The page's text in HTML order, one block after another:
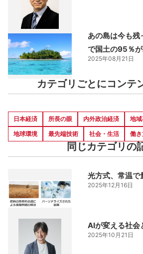
あの島は今も
で国土の95％
2025年08月21日
カテゴリごとにコンテ
日本経済 所長の眼 内外政治経済 地
地球環境
最先端技術 社会・生活 働
同じカテゴリの
光方式、常温で
2025年12月16日
AIが変える社会
2025年10月21日